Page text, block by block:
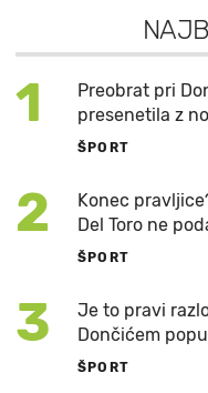
1
Preobrat pri
presenetila z
ŠPORT
2
Konec
Del Toro ne
ŠPORT
3
Je to pravi
Dončićem
ŠPORT